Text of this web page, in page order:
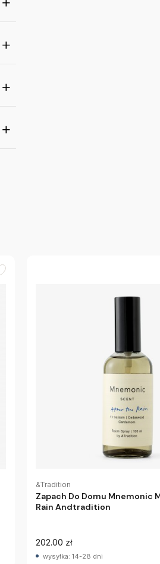
&Tradition
Zapach Do Domu Mnemonic
Rain Andtradition
202.00 zł
wysyłka: 14-28 dni